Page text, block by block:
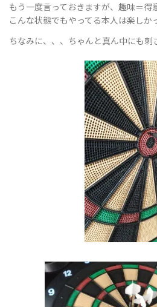
もう一度言っておきますが、趣味＝
こんな状態でもやってる本人は楽しか
ちなみに、、、ちゃんと真ん中にも刺